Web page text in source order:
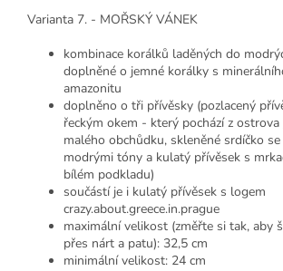
Varianta 7. - MOŘSKÝ VÁNEK
kombinace korálků laděných do
doplněné o jemné korálky s
amazonitu
doplněno o tři přívěsky (pozlacený
řeckým okem - který pochází z ostrova
malého obchůdku, skleněné srdíčko
modrými tóny a kulatý přívěsek s
bílém podkladu)
součástí je i kulatý přívěsek s logem
crazy.about.greece.in.prague
maximální velikost (změřte si tak, aby
přes nárt a patu): 32,5 cm
minimální velikost: 24 cm